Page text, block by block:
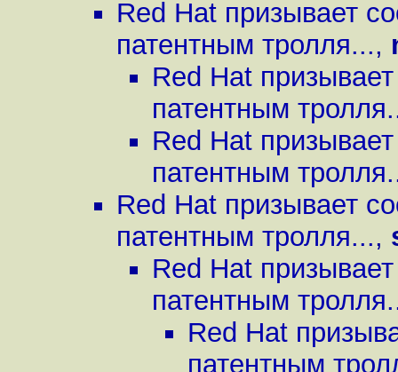
Red Hat призывает
патентным тролля...,
Red Hat
патентным
Red Hat
патентным
Red Hat призывает
патентным тролля...,
Red Hat
патентным
Red Hat
патентным